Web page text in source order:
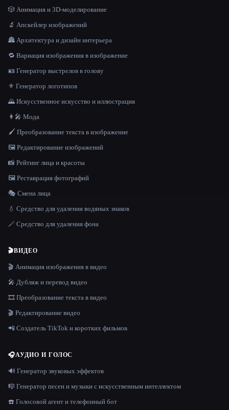
🎲 Анимация и 3D-моделирование
🔬 Апскейлер изображений
🏯 Архитектура и дизайн интерьера
🔁 Вариация изображения в изображение
🪪 Генератор выстрелов в голову
⚜️ Генератор логотипов
🌄 Искусственное искусство и иллюстрация
👩‍🎤 Мода
🖌️ Преобразование текста в изображение
🖼️ Редактирование изображений
📸 Рейтинг лица и красоты
🖼️ Реставрация фотографий
🎭 Смена лица
💧 Средство для удаления водяных знаков
🪄 Средство для удаления фона
🎬ВИДЕО
🎬 Анимация изображения в видео
🎤 Дубляж и перевод видео
🎞️ Преобразование текста в видео
🎬 Редактирование видео
📲 Создатель TikTok и коротких фильмов
🎧АУДИО И ГОЛОС
🔊 Генератор звуковых эффектов
🎼 Генератор песен и музыки с искусственным интеллектом
☎️ Голосовой агент и телефонный бот